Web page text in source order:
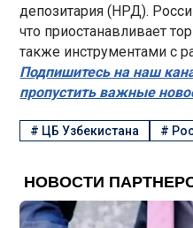
депозитария (НРД).
что приостанавливает
также инструментами с
Подпишитесь на наш
пропустить важные
# ЦБ Узбекистана #